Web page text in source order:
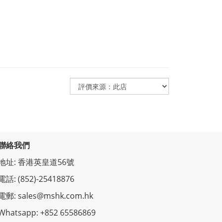
絡我們
址: 香港英皇道56號
話: (852)-25418876
郵: sales@mshk.com.hk
+852 65586869